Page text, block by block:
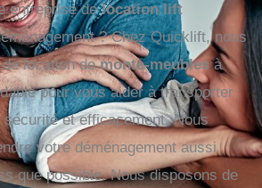
entreprise delocation lift
? Chez Quicklift, nous
location demonte-meublesà
pour vous aider à transporter
et efficacement. Nous
votre déménagement aussi
que possible. Nous disposons de